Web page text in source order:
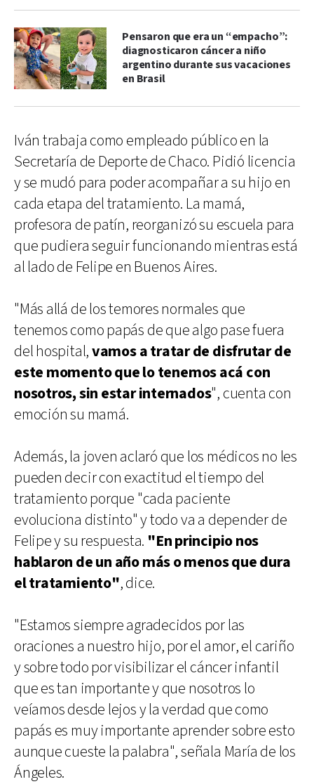
Pensaron que era un “empacho”:
diagnosticaron cáncer a niño
argentino durante sus vacaciones
en Brasil
Iván trabaja como empleado público en la
Secretaría de Deporte de Chaco. Pidió licencia
y se mudó para poder acompañar a su hijo en
cada etapa del tratamiento. La mamá,
profesora de patín, reorganizó su escuela para
que pudiera seguir funcionando mientras está
al lado de Felipe en Buenos Aires.
"Más allá de los temores normales que
tenemos como papás de que algo pase fuera
del hospital,vamos a tratar de disfrutar de
este momento que lo tenemos acá con
nosotros, sin estar internados", cuenta con
emoción su mamá.
Además, la joven aclaró que los médicos no les
pueden decir con exactitud el tiempo del
tratamiento porque "cada paciente
evoluciona distinto" y todo va a depender de
Felipe y su respuesta. "En principio nos
hablaron de un año más o menos que dura
el tratamiento", dice.
"Estamos siempre agradecidos por las
oraciones a nuestro hijo, por el amor, el cariño
y sobre todo por visibilizar el cáncer infantil
que es tan importante y que nosotros lo
veíamos desde lejos y la verdad que como
papás es muy importante aprender sobre esto
aunque cueste la palabra", señala María de los
Ángeles.